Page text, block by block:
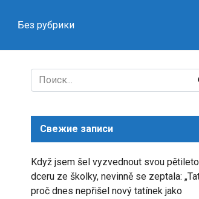
Без рубрики
Search
for:
Свежие записи
Když jsem šel vyzvednout svou
dceru ze školky, nevinně se zeptala:
proč dnes nepřišel nový tatínek jako